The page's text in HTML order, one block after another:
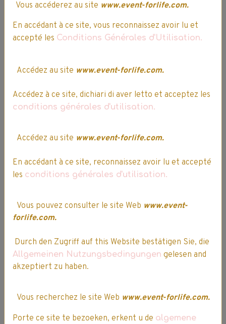
Gaga - 50Ml - dès
3 ans
1,29€1,10€ TTC
Détails
2,13€1,81€ TTC
Indisponible
Détails
Questions / Réponses
Aucune question. Soyez le premier à poser une question.
★★★★
Vous devez être connecté pour poster un commentaire
Vous accéderez au site www.event-forlife.com.
En accédant à ce site, vous reconnaissez avoir lu et
accepté les Conditions Générales d'Utilisation.
Accédez au site www.event-forlife.com.
Accédez à ce site, dichiari di aver letto et acceptez les
conditions générales d'utilisation.
Accédez au site www.event-forlife.com.
En accédant à ce site, reconnaissez avoir lu et accepté
les conditions générales d'utilisation.
Vous pouvez consulter le site Web www.event-
forlife.com.
Durch den Zugriff auf this Website bestätigen Sie, die
Allgemeinen Nutzungsbedingungen gelesen and
akzeptiert zu haben.
Vous recherchez le site Web www.event-forlife.com.
Porte ce site te bezoeken, erkent u de algemene